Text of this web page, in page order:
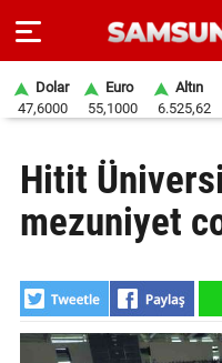
SAYFA
SAMSUN
SAMSUNSPOR
GÜNDEM
Dolar
47,6000
Euro
55,1000
Altın
6.525,62
Hitit
mezuniyet